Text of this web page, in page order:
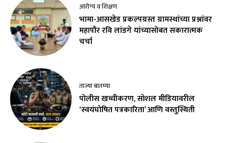
आरोग्य व शिक्षण
भामा-आसखेड प्रकल्पग्रस्त ग्रामस्थांच्या प्रश्नांवर
महापौर रवि लांडगे यांच्यासोबत सकारात्मक
चर्चा
ताज्या बातम्या
पोलीस खच्चीकरण, सोशल मीडियावरील
‘स्वयंघोषित पत्रकारिता’ आणि वस्तुस्थिती